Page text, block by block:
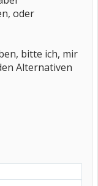
oder
bitte ich, mir
Alternativen